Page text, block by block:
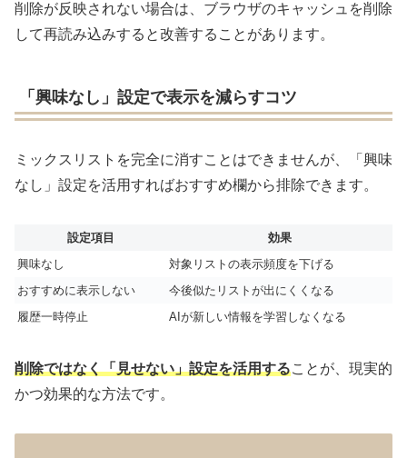
削除が反映されない場合は、ブラウザのキャッシュを削除
して再読み込みすると改善することがあります。
「興味なし」設定で表示を減らすコツ
ミックスリストを完全に消すことはできませんが、「興味
なし」設定を活用すればおすすめ欄から排除できます。
設定項目
効果
興味なし
対象リストの表示頻度を下げる
おすすめに表示しない
今後似たリストが出にくくなる
履歴一時停止
AIが新しい情報を学習しなくなる
削除ではなく「見せない」設定を活用することが、現実的
かつ効果的な方法です。